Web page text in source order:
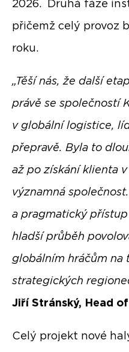
2026. Druhá fáze
přičemž celý provoz
roku.
„Těší nás, že další
právě se společností
v globální logistice,
přepravě. Byla to
až po získání klienta
významná
a pragmatický
hladší průběh
globálním hráčům na
strategických
Jiří Stránský, Head
Celý projekt nové